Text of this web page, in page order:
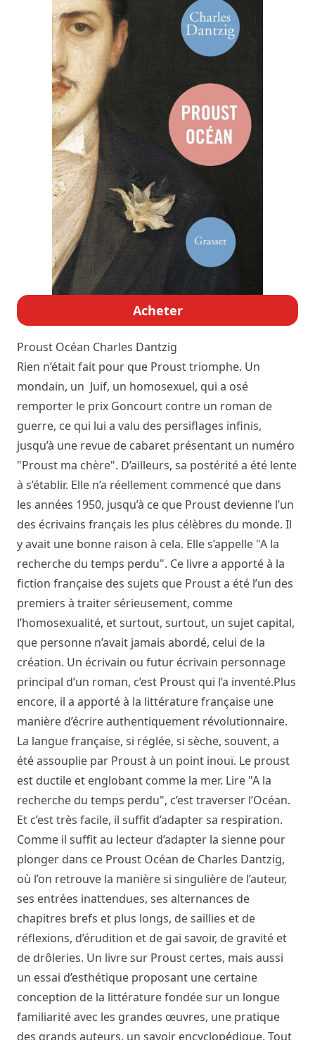
Acheter
Proust Océan Charles Dantzig
Rien n’était fait pour que Proust triomphe. Un
mondain, un Juif, un homosexuel, qui a osé
remporter le prix Goncourt contre un roman de
guerre, ce qui lui a valu des persiflages infinis,
jusqu’à une revue de cabaret présentant un numéro
"Proust ma chère". D’ailleurs, sa postérité a été lente
à s’établir. Elle n’a réellement commencé que dans
les années 1950, jusqu’à ce que Proust devienne l’un
des écrivains français les plus célèbres du monde. Il
y avait une bonne raison à cela. Elle s’appelle "A la
recherche du temps perdu". Ce livre a apporté à la
fiction française des sujets que Proust a été l’un des
premiers à traiter sérieusement, comme
l’homosexualité, et surtout, surtout, un sujet capital,
que personne n’avait jamais abordé, celui de la
création. Un écrivain ou futur écrivain personnage
principal d’un roman, c’est Proust qui l’a inventé.Plus
encore, il a apporté à la littérature française une
manière d’écrire authentiquement révolutionnaire.
La langue française, si réglée, si sèche, souvent, a
été assouplie par Proust à un point inouï. Le proust
est ductile et englobant comme la mer. Lire "A la
recherche du temps perdu", c’est traverser l’Océan.
Et c’est très facile, il suffit d’adapter sa respiration.
Comme il suffit au lecteur d’adapter la sienne pour
plonger dans ce Proust Océan de Charles Dantzig,
où l’on retrouve la manière si singulière de l’auteur,
ses entrées inattendues, ses alternances de
chapitres brefs et plus longs, de saillies et de
réflexions, d’érudition et de gai savoir, de gravité et
de drôleries. Un livre sur Proust certes, mais aussi
un essai d’esthétique proposant une certaine
conception de la littérature fondée sur un longue
familiarité avec les grandes œuvres, une pratique
des grands auteurs, un savoir encyclopédique. Tout